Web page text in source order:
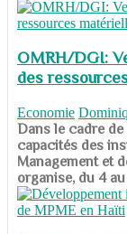
OMRH/DGI:
des
Economie
Dans le cadre
capacités des
Management et
organise, du 4